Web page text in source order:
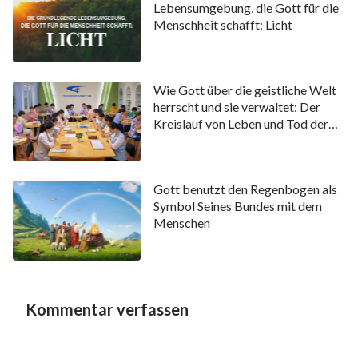
extravagant zu speisen. Obwohl er reich war und viel
Besitz und viele Diener besaß, war Hiobs Leben nicht
luxuriös. Er wurde von seiner überschwänglichen
war kein Grund dafür, die Genüsse des Fleisches in
sich hineinzuschlingen oder zu vergessen,
Brandopfer darzubringen, und noch weniger ließ er
ihn nach und nach Gott in seinem Herzen scheuen.
Offensichtlich war Hiob somit in seinem Lebensstil
diszipliniert, er war wegen der Segnungen, die Gott
ihm bescherte, weder gierig noch hedonistisch und er
versteifte sich nicht auf die Lebensqualität.
neigte nicht zur Prahlerei und er war vor Gott
Lebensumgebung, die Gott für die
Menschheit schafft: Licht
Wie Gott über die geistliche Welt
herrscht und sie verwaltet: Der
Kreislauf von Leben und Tod der
Gott benutzt den Regenbogen als
Symbol Seines Bundes mit dem
Menschen
Kommentar verfassen